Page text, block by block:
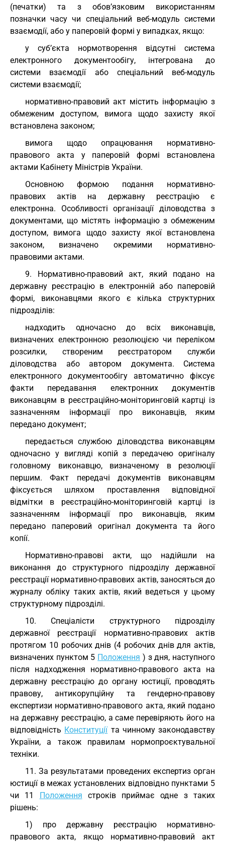
(печатки) та з обов’язковим використанням
позначки часу чи спеціальний веб-модуль системи
взаємодії, або у паперовій формі у випадках, якщо:
у суб’єкта нормотворення відсутні система
електронного документообігу, інтегрована до
системи взаємодії або спеціальний веб-модуль
системи взаємодії;
нормативно-правовий акт містить інформацію з
обмеженим доступом, вимога щодо захисту якої
встановлена законом;
вимога щодо опрацювання нормативно-
правового акта у паперовій формі встановлена
актами Кабінету Міністрів України.
Основною формою подання нормативно-
правових актів на державну реєстрацію є
електронна. Особливості організації діловодства з
документами, що містять інформацію з обмеженим
доступом, вимога щодо захисту якої встановлена
законом, визначено окремими нормативно-
правовими актами.
9. Нормативно-правовий акт, який подано на
державну реєстрацію в електронній або паперовій
формі, виконавцями якого є кілька структурних
підрозділів:
надходить одночасно до всіх виконавців,
визначених електронною резолюцією чи переліком
розсилки, створеним реєстратором служби
діловодства або автором документа. Система
електронного документообігу автоматично фіксує
факти передавання електронних документів
виконавцям в реєстраційно-моніторинговій картці із
зазначенням інформації про виконавців, яким
передано документ;
передається службою діловодства виконавцям
одночасно у вигляді копій з передачею оригіналу
головному виконавцю, визначеному в резолюції
першим. Факт передачі документів виконавцям
фіксується шляхом проставлення відповідної
відмітки в реєстраційно-моніторинговій картці із
зазначенням інформації про виконавців, яким
передано паперовий оригінал документа та його
копії.
Нормативно-правові акти, що надійшли на
виконання до структурного підрозділу державної
реєстрації нормативно-правових актів, заносяться до
журналу обліку таких актів, який ведеться у цьому
структурному підрозділі.
10. Спеціалісти структурного підрозділу
державної реєстрації нормативно-правових актів
протягом 10 робочих днів (4 робочих днів для актів,
визначених пунктом 5 Положення ) з дня, наступного
після надходження нормативно-правового акта на
державну реєстрацію до органу юстиції, проводять
правову, антикорупційну та гендерно-правову
експертизи нормативно-правового акта, який подано
на державну реєстрацію, а саме перевіряють його на
відповідність Конституціїта чинному законодавству
України, а також правилам нормопроєктувальної
техніки.
11. За результатами проведених експертиз орган
юстиції в межах установлених відповідно пунктами 5
чи 11 Положення строків приймає одне з таких
рішень:
1) про державну реєстрацію нормативно-
правового акта, якщо нормативно-правовий акт